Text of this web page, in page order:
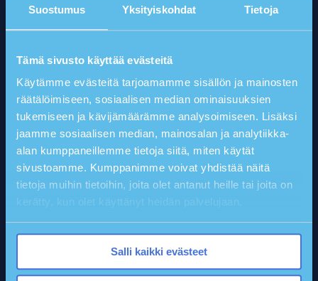
Suostumus Yksityiskohdat Tietoja
Tämä sivusto käyttää evästeitä
Käytämme evästeitä tarjoamamme sisällön ja mainosten
räätälöimiseen, sosiaalisen median ominaisuuksien
tukemiseen ja kävijämäärämme analysoimiseen. Lisäksi
jaamme sosiaalisen median, mainosalan ja analytiikka-
alan kumppaneillemme tietoja siitä, miten käytät
sivustoamme. Kumppanimme voivat yhdistää näitä
tietoja muihin tietoihin, joita olet antanut heille tai joita on
kerätty, kun olet käyttänyt heidän palvelujaan.
Salli kaikki evästeet
Whistleblowing
Tietosuojaselosteet
Tilaa uutiskirje